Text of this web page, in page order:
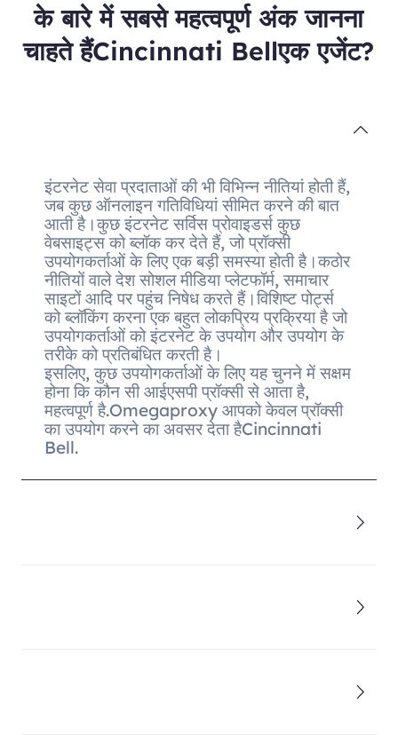
के बारे में सबसे महत्वपूर्ण अंक जानना
चाहते हैंCincinnati Bellएक एजेंट?
इंटरनेट सेवा प्रदाताओं की भी विभिन्न नीतियां होती हैं,
जब कुछ ऑनलाइन गतिविधियां सीमित करने की बात
आती है।कुछ इंटरनेट सर्विस प्रोवाइडर्स कुछ
वेबसाइट्स को ब्लॉक कर देते हैं, जो प्रॉक्सी
उपयोगकर्ताओं के लिए एक बड़ी समस्या होती है।कठोर
नीतियों वाले देश सोशल मीडिया प्लेटफॉर्म, समाचार
साइटों आदि पर पहुंच निषेध करते हैं।विशिष्ट पोर्ट्स
को ब्लॉकिंग करना एक बहुत लोकप्रिय प्रक्रिया है जो
उपयोगकर्ताओं को इंटरनेट के उपयोग और उपयोग के
तरीके को प्रतिबंधित करती है।
इसलिए, कुछ उपयोगकर्ताओं के लिए यह चुनने में सक्षम
होना कि कौन सी आईएसपी प्रॉक्सी से आता है,
महत्वपूर्ण है.Omegaproxy आपको केवल प्रॉक्सी
का उपयोग करने का अवसर देता हैCincinnati
Bell.